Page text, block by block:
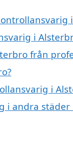
i
från
i
i andra